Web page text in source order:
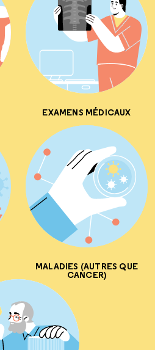
EXAMENS MÉDICAUX
MALADIES (AUTRES QUE
CANCER)